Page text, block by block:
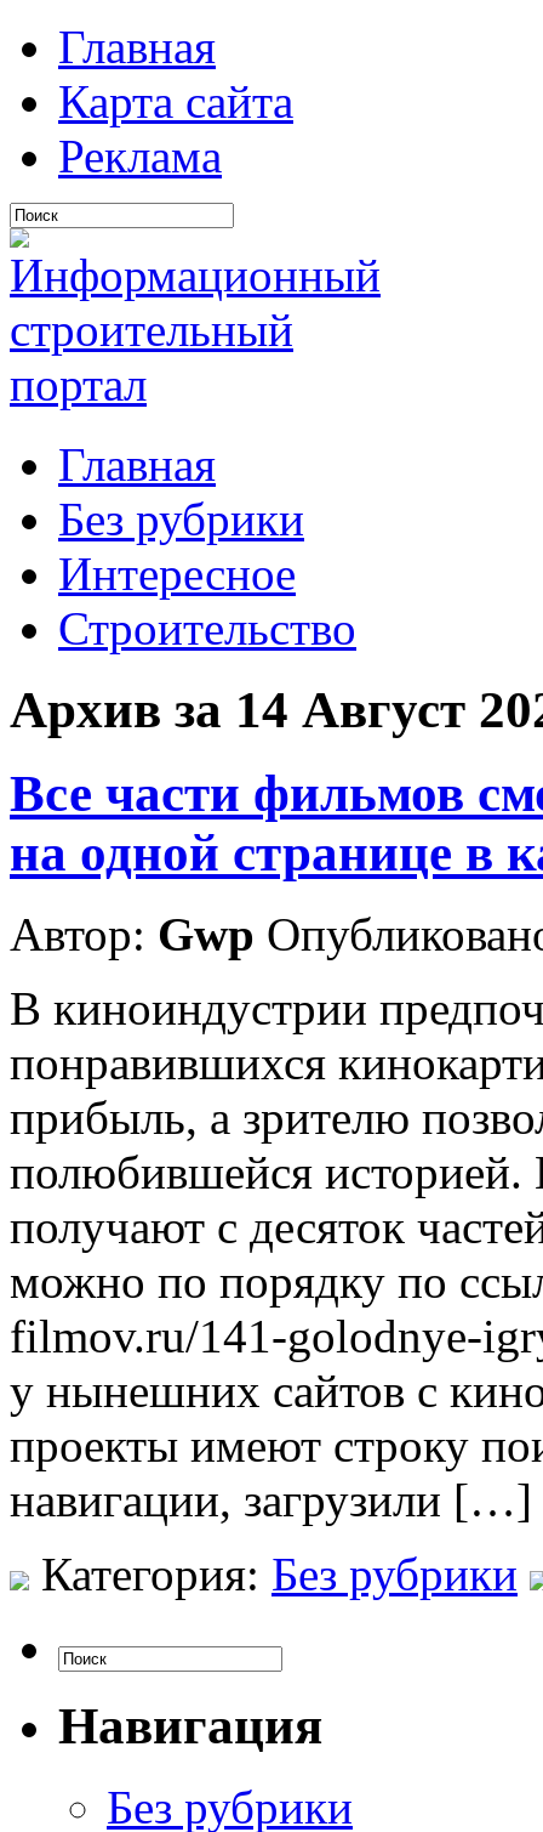
Главная
Карта сайта
Реклама
Главная
Без рубрики
Интересное
Строительство
Архив за 14 Август
Все части фильмов
на одной странице в
Автор: Gwp
В киноиндустрии
понравившихся
прибыль, а зрителю
полюбившейся
получают с десяток
можно по порядку по
filmov.ru/141-golodnye-
у нынешних сайтов с
проекты имеют строку
навигации, загрузили […]
Категория: Без рубрики
Навигация
Без рубрики